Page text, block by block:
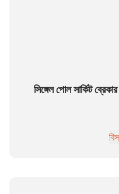
সিঙ্গেল পোল সার্কিট